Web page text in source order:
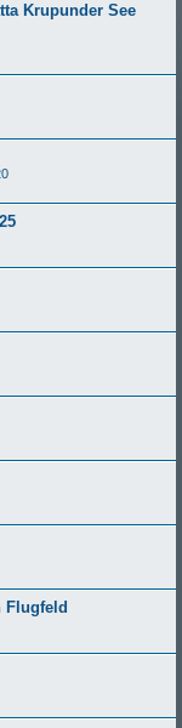
Krupunder See
Flugfeld